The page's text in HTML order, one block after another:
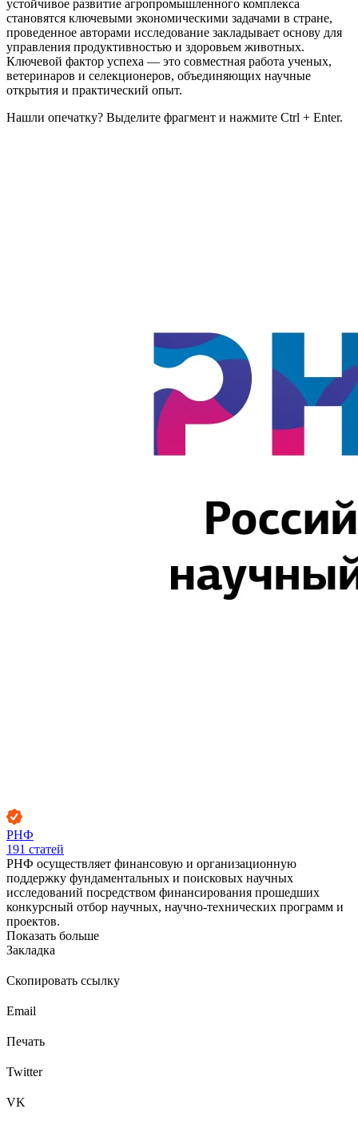
устойчивое развитие агропромышленного комплекса
становятся ключевыми экономическими задачами в стране,
проведенное авторами исследование закладывает основу для
управления продуктивностью и здоровьем животных.
Ключевой фактор успеха — это совместная работа ученых,
ветеринаров и селекционеров, объединяющих научные
открытия и практический опыт.
Нашли опечатку? Выделите фрагмент и нажмите Ctrl + Enter.
РНФ
191 статей
РНФ осуществляет финансовую и организационную
поддержку фундаментальных и поисковых научных
исследований посредством финансирования прошедших
конкурсный отбор научных, научно-технических программ и
проектов.
Показать больше
Закладка
Скопировать ссылку
Email
Печать
Twitter
VK